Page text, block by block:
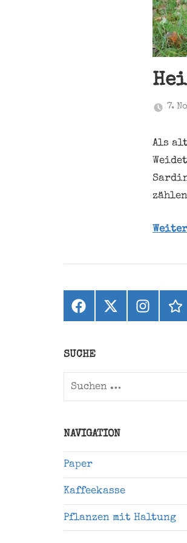
7.
Als
Facebook
X
(ehemals
Instagram
SUCHE
Suchen
NAVIGATION
Paper
Kaffeekasse
Pflanzen mit Haltung